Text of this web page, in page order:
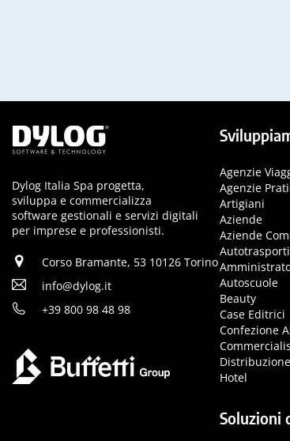
Dylog Italia Spa progetta,
sviluppa e commercializza
software gestionali e servizi digitali
per imprese e professionisti.
Corso Bramante, 53 10126 Torino
info@dylog.it
+39 800 98 48 98
Agenzie
Agenzie
Artigiani
Aziende
Aziende
Autotrasporti
Autoscuole
Beauty
Case Editrici
Confezione
Hotel
Soluzioni